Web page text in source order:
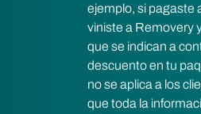
ejemplo, si pagaste
viniste a Removery
que se indican a
descuento en tu
no se aplica a los
que toda la